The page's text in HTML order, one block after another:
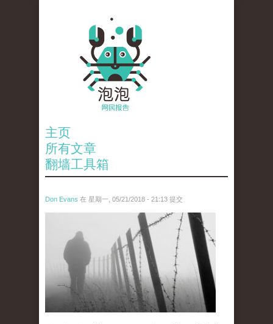
主页
所有文章
翻墙工具箱
Don Evans 在 星期一, 05/21/2018 - 21:13 提交
wechatimg1066.jpeg